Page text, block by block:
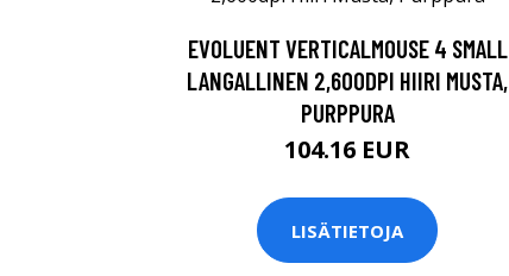
EVOLUENT VERTICALMOUSE 4 SMALL
LANGALLINEN 2,600DPI HIIRI MUSTA,
PURPPURA
104.16 EUR
LISÄTIETOJA